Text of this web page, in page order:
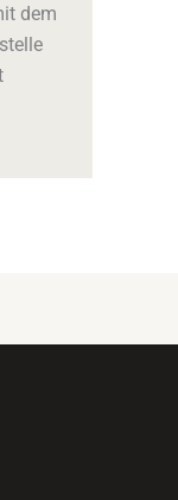
dem